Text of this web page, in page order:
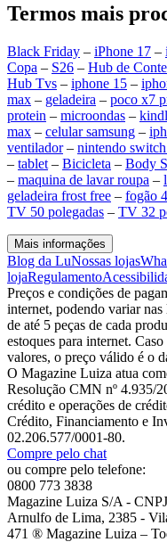
Termos mais
Black Friday – iPhone 17 –
Copa – S26 – Hub de
Hub Tvs – iphone 15 –
max – geladeira – poco x7
protein – microondas –
max – celular samsung –
ventilador– nintendo
– tablet – Bicicleta – Body
– maquina de lavar roupa –
geladeira frost free – fogão
TV 50 polegadas – TV 32
Mais informações
Blog da LuNossas lojas
lojaRegulamento
Preços e condições de
internet, podendo variar
de até 5 peças de cada
estoques para internet.
valores, o preço válido é o
O Magazine Luiza atua
Resolução CMN nº 4.935/
crédito e operações de
Crédito, Financiamento e
02.206.577/0001-80.
Compre pelo chat
ou compre pelo telefone:
0800 773 3838
Magazine Luiza S/A -
Arnulfo de Lima, 2385 -
471 ® Magazine Luiza –